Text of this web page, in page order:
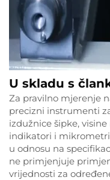
U skladu s
Za pravilno mjerenje
precizni instrumenti
izdužnice šipke,
indikatori i
u odnosu na
ne primjenjuje
vrijednosti za